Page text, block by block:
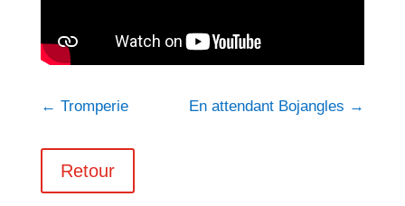
← Tromperie En attendant Bojangles →
Retour